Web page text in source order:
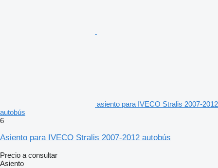
asiento para IVECO Stralis 2007-2012
autobús
6
Asiento para IVECO Stralis 2007-2012 autobús
Precio a consultar
Asiento